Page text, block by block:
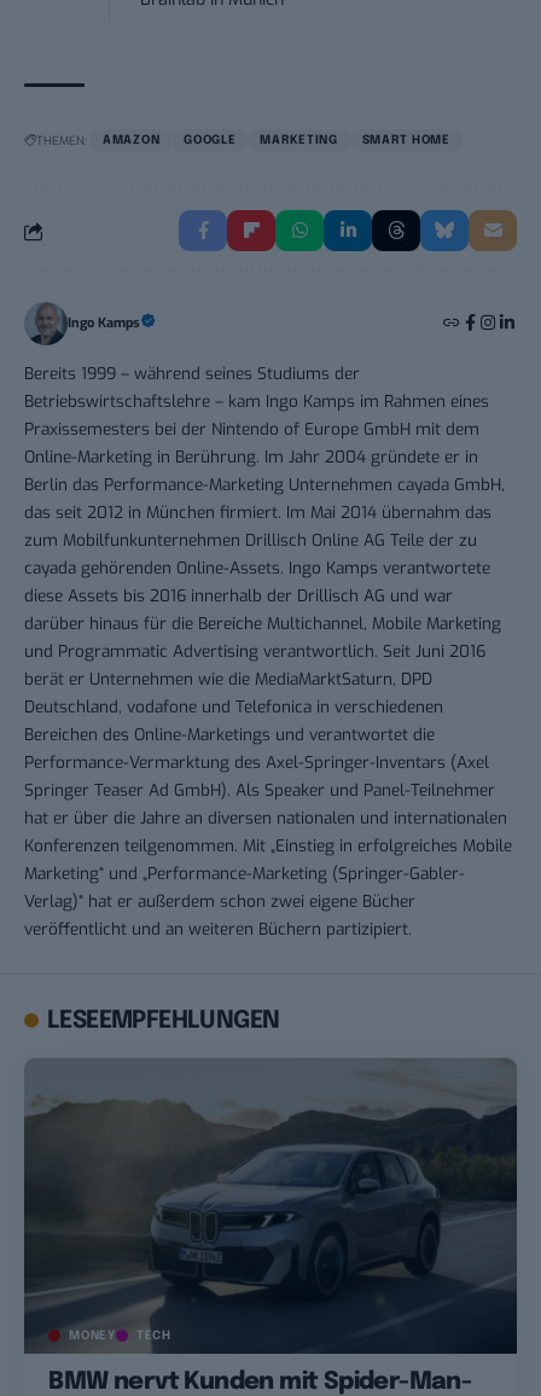
THEMEN: AMAZON GOOGLE MARKETING SMART HOME
Ingo Kamps
Bereits 1999 – während seines Studiums der
Betriebswirtschaftslehre – kam Ingo Kamps im Rahmen eines
Praxissemesters bei der Nintendo of Europe GmbH mit dem
Online-Marketing in Berührung. Im Jahr 2004 gründete er in
Berlin das Performance-Marketing Unternehmen cayada GmbH,
das seit 2012 in München firmiert. Im Mai 2014 übernahm das
zum Mobilfunkunternehmen Drillisch Online AG Teile der zu
cayada gehörenden Online-Assets. Ingo Kamps verantwortete
diese Assets bis 2016 innerhalb der Drillisch AG und war
darüber hinaus für die Bereiche Multichannel, Mobile Marketing
und Programmatic Advertising verantwortlich. Seit Juni 2016
berät er Unternehmen wie die MediaMarktSaturn, DPD
Deutschland, vodafone und Telefonica in verschiedenen
Bereichen des Online-Marketings und verantwortet die
Performance-Vermarktung des Axel-Springer-Inventars (Axel
Springer Teaser Ad GmbH). Als Speaker und Panel-Teilnehmer
hat er über die Jahre an diversen nationalen und internationalen
Konferenzen teilgenommen. Mit „Einstieg in erfolgreiches Mobile
Marketing“ und „Performance-Marketing (Springer-Gabler-
Verlag)“ hat er außerdem schon zwei eigene Bücher
veröffentlicht und an weiteren Büchern partizipiert.
LESEEMPFEHLUNGEN
MONEY TECH
BMW nervt Kunden mit Spider-Man-